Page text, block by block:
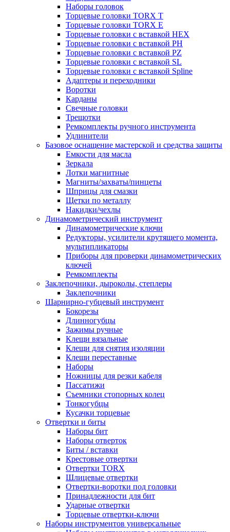
Наборы головок
Торцевые головки TORX T
Торцевые головки TORX Е
Торцевые головки с вставкой HEX
Торцевые головки с вставкой PH
Торцевые головки с вставкой PZ
Торцевые головки с вставкой SL
Торцевые головки с вставкой Spline
Адаптеры и переходники
Воротки
Карданы
Свечные головки
Трещотки
Ремкомплекты ручного инструмента
Удлинители
Базовое оснащение мастерской и средства защиты
Емкости для масла
Зеркала
Лотки магнитные
Магниты/захваты/пинцеты
Шприцы для смазки
Щетки по металлу
Накидки/чехлы
Динамометрический инструмент
Динамометрические ключи
Редукторы, усилители крутящего момента,
мультипликаторы
Приборы для проверки динамометрических
ключей
Ремкомплекты
Заклепочники, дыроколы, степлеры
Заклепочники
Шарнирно-губцевый инструмент
Бокорезы
Длинногубцы
Зажимы ручные
Клещи вязальные
Клещи для снятия изоляции
Клещи переставные
Наборы
Ножницы для резки кабеля
Пассатижи
Съемники стопорных колец
Тонкогубцы
Кусачки торцевые
Отвертки и биты
Наборы бит
Наборы отверток
Биты / вставки
Крестовые отвертки
Отвертки TORX
Шлицевые отвертки
Отвертки-воротки под головки
Принадлежности для бит
Ударные отвертки
Торцевые отвертки-ключи
Наборы инструментов универсальные